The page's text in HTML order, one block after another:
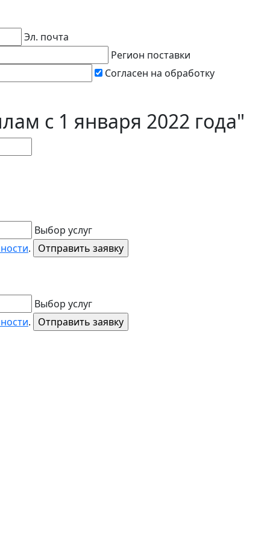
Эл. почта
Регион поставки
Согласен на обработку
с 1 января 2022 года"
Выбор услуг
.
Выбор услуг
.